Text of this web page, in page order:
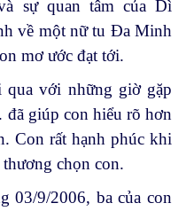
sự quan tâm của Dì
về một nữ tu Đa Minh
mơ ước đạt tới.
qua với những giờ gặp
giúp con hiểu rõ hơn
Con rất hạnh phúc khi
chọn con.
03/9/2006, ba của con